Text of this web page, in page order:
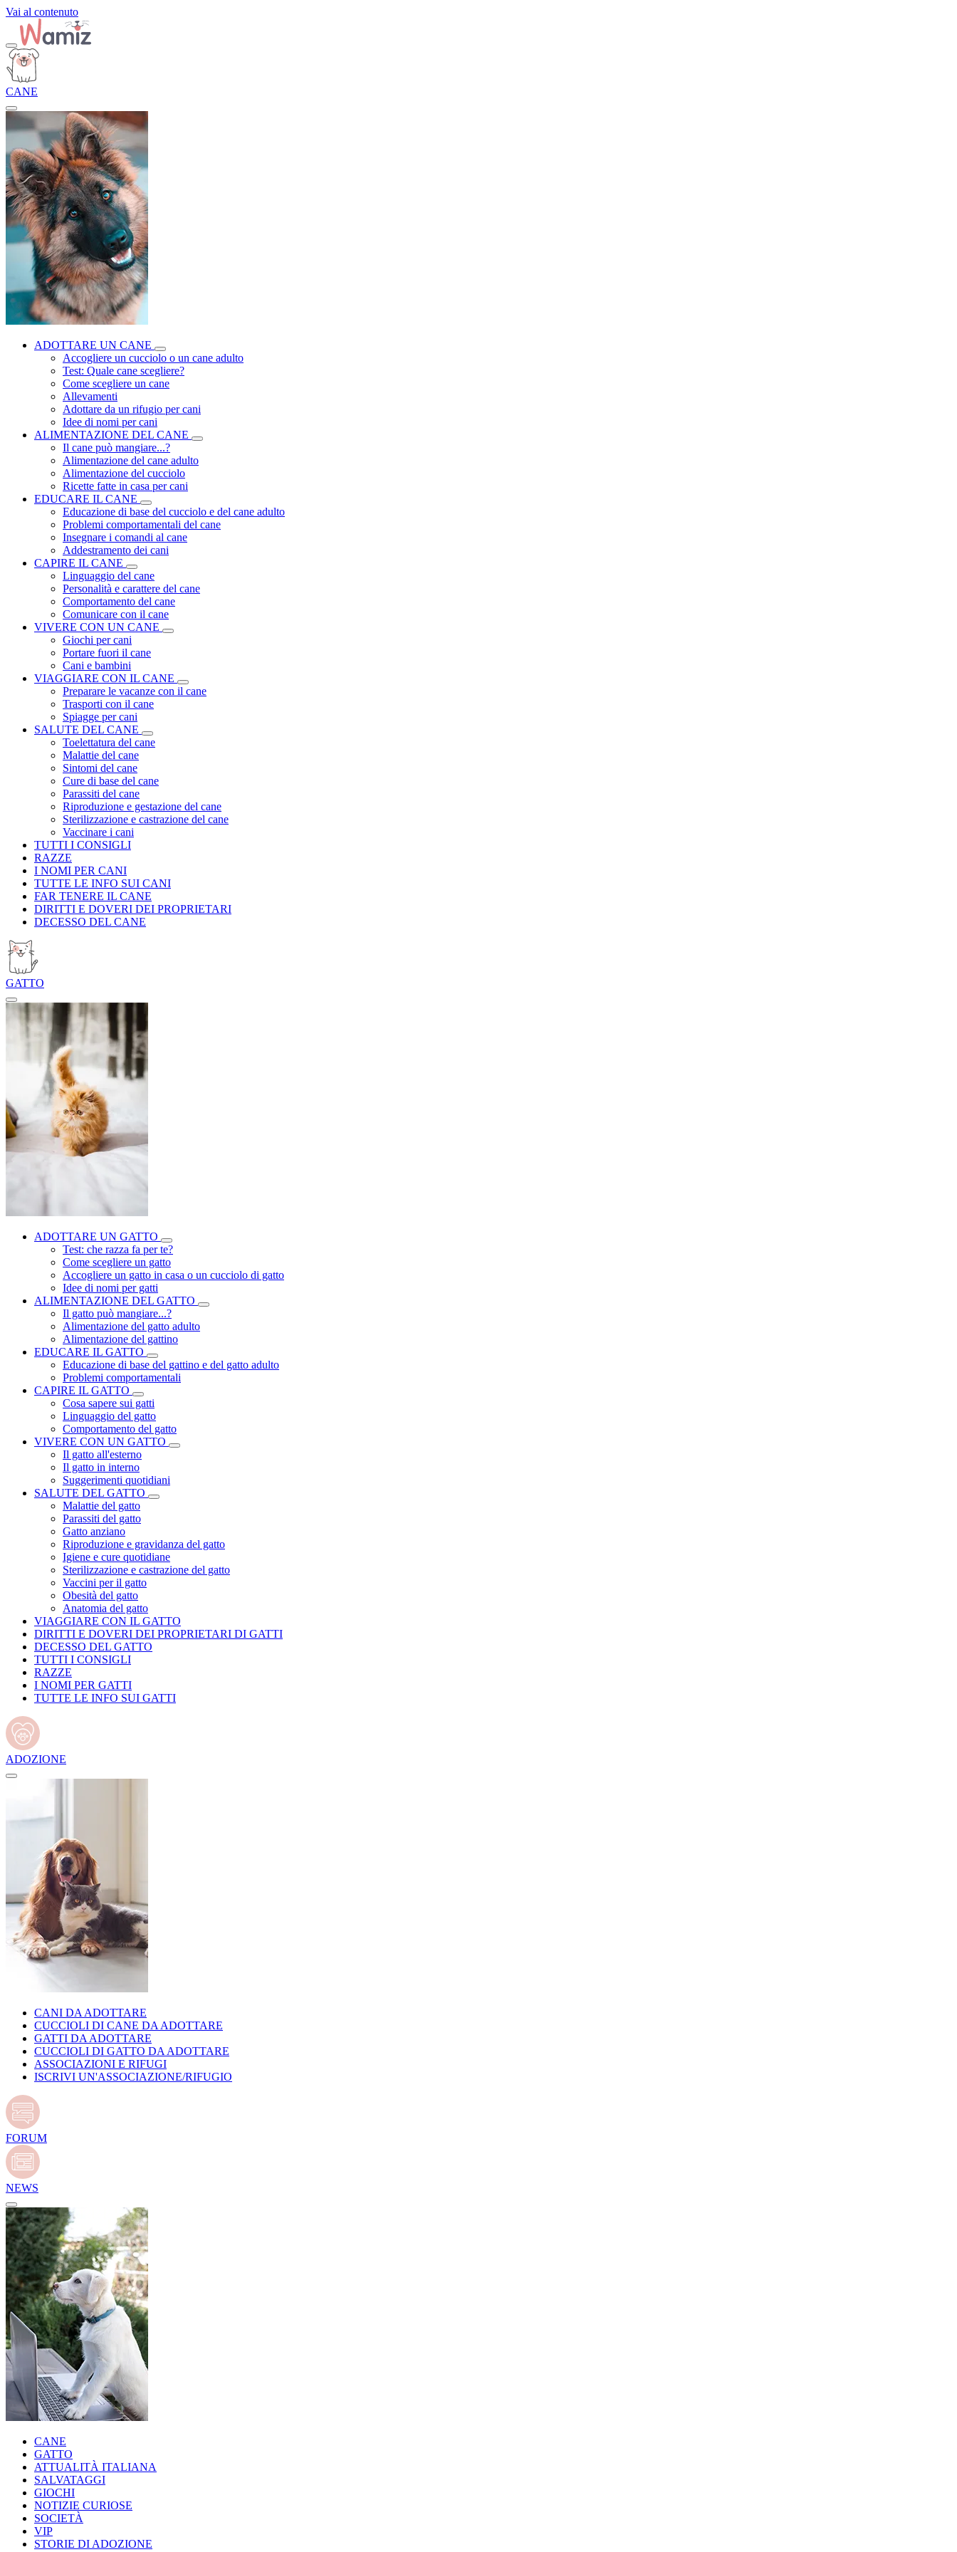
Vai al contenuto
CANE
ADOTTARE UN CANE
Accogliere un cucciolo o un cane adulto
Test: Quale cane scegliere?
Come scegliere un cane
Allevamenti
Adottare da un rifugio per cani
Idee di nomi per cani
ALIMENTAZIONE DEL CANE
Il cane può mangiare...?
Alimentazione del cane adulto
Alimentazione del cucciolo
Ricette fatte in casa per cani
EDUCARE IL CANE
Educazione di base del cucciolo e del cane adulto
Problemi comportamentali del cane
Insegnare i comandi al cane
Addestramento dei cani
CAPIRE IL CANE
Linguaggio del cane
Personalità e carattere del cane
Comportamento del cane
Comunicare con il cane
VIVERE CON UN CANE
Giochi per cani
Portare fuori il cane
Cani e bambini
VIAGGIARE CON IL CANE
Preparare le vacanze con il cane
Trasporti con il cane
Spiagge per cani
SALUTE DEL CANE
Toelettatura del cane
Malattie del cane
Sintomi del cane
Cure di base del cane
Parassiti del cane
Riproduzione e gestazione del cane
Sterilizzazione e castrazione del cane
Vaccinare i cani
TUTTI I CONSIGLI
RAZZE
I NOMI PER CANI
TUTTE LE INFO SUI CANI
FAR TENERE IL CANE
DIRITTI E DOVERI DEI PROPRIETARI
DECESSO DEL CANE
GATTO
ADOTTARE UN GATTO
Test: che razza fa per te?
Come scegliere un gatto
Accogliere un gatto in casa o un cucciolo di gatto
Idee di nomi per gatti
ALIMENTAZIONE DEL GATTO
Il gatto può mangiare...?
Alimentazione del gatto adulto
Alimentazione del gattino
EDUCARE IL GATTO
Educazione di base del gattino e del gatto adulto
Problemi comportamentali
CAPIRE IL GATTO
Cosa sapere sui gatti
Linguaggio del gatto
Comportamento del gatto
VIVERE CON UN GATTO
Il gatto all'esterno
Il gatto in interno
Suggerimenti quotidiani
SALUTE DEL GATTO
Malattie del gatto
Parassiti del gatto
Gatto anziano
Riproduzione e gravidanza del gatto
Igiene e cure quotidiane
Sterilizzazione e castrazione del gatto
Vaccini per il gatto
Obesità del gatto
Anatomia del gatto
VIAGGIARE CON IL GATTO
DIRITTI E DOVERI DEI PROPRIETARI DI GATTI
DECESSO DEL GATTO
TUTTI I CONSIGLI
RAZZE
I NOMI PER GATTI
TUTTE LE INFO SUI GATTI
ADOZIONE
CANI DA ADOTTARE
CUCCIOLI DI CANE DA ADOTTARE
GATTI DA ADOTTARE
CUCCIOLI DI GATTO DA ADOTTARE
ASSOCIAZIONI E RIFUGI
ISCRIVI UN'ASSOCIAZIONE/RIFUGIO
FORUM
NEWS
CANE
GATTO
ATTUALITÀ ITALIANA
SALVATAGGI
GIOCHI
NOTIZIE CURIOSE
SOCIETÀ
VIP
STORIE DI ADOZIONE